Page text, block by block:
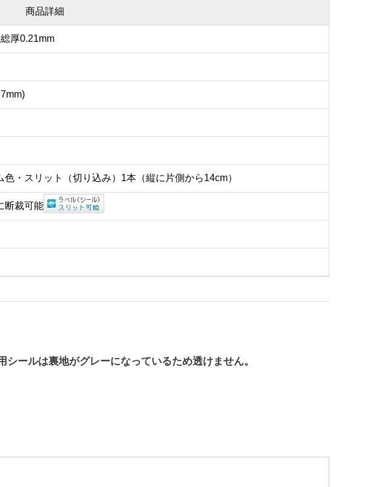
商品詳細
厚0.21mm
色・スリット（切り込み）1本（縦に片側から14cm）
断裁可能
ールは裏地がグレーになっているため透けません。